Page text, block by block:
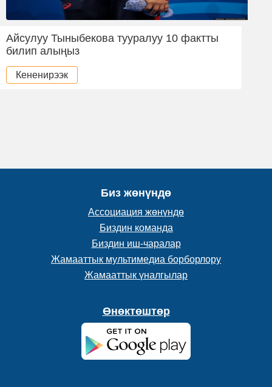
Айсулуу Тыныбекова тууралуу 10 фактты
билип алыңыз
Кененирээк
Биз жөнүндө
Ассоциация жөнүндө
Биздин команда
Биздин иш-чаралар
Жамааттык мультимедиа борборлору
Жамааттык үналгылар
Өнөктөштөр